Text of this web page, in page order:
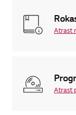
Atrast
Atrast